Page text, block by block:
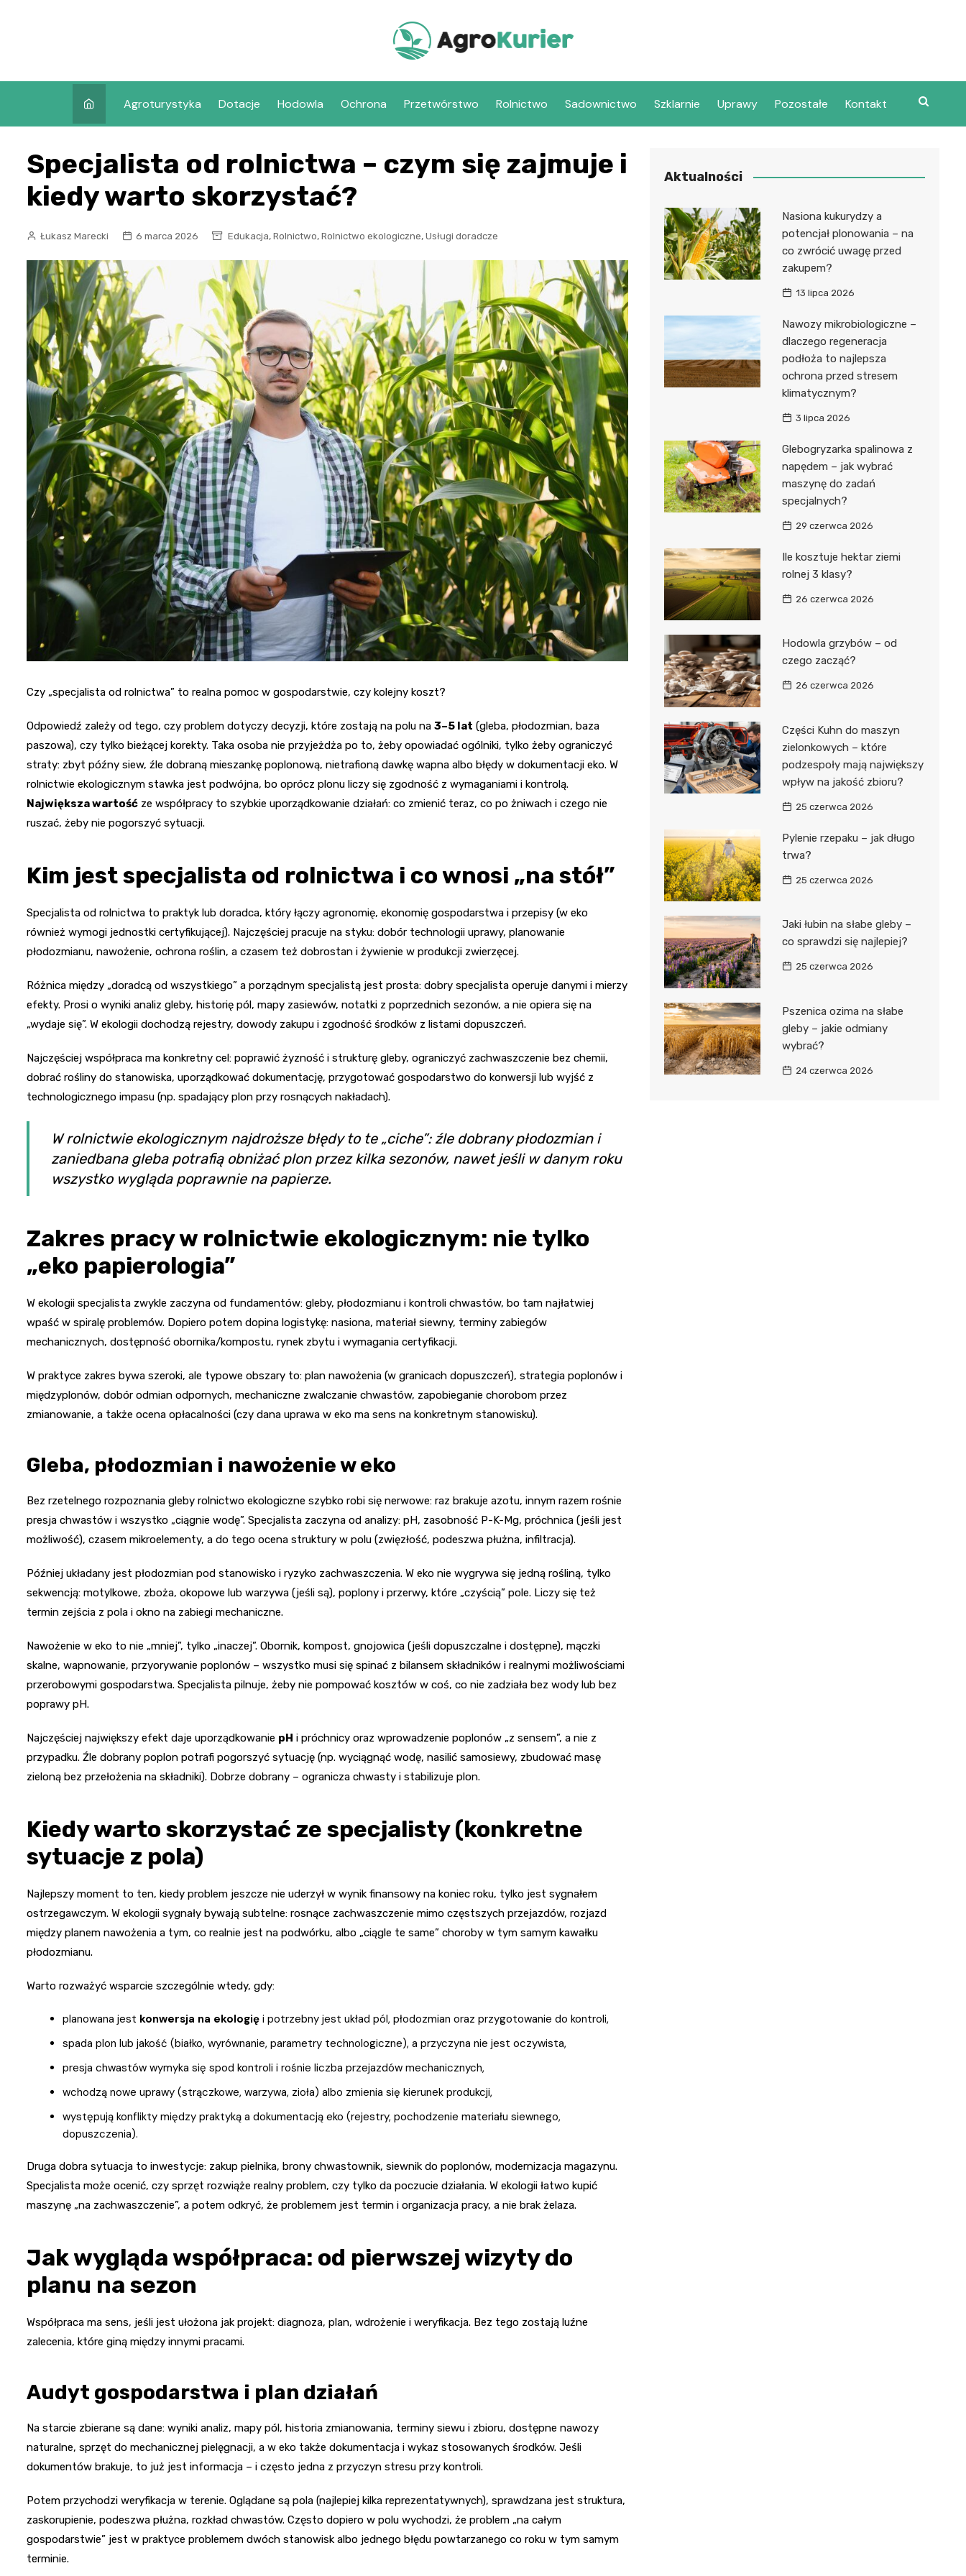
Agroturystyka Dotacje Hodowla Ochrona Przetwórstwo Rolnictwo Sadownictwo Szklarnie Uprawy Pozostałe Kontakt
Specjalista od rolnictwa – czym się zajmuje i
kiedy warto skorzystać?
Łukasz Marecki 6 marca 2026 Edukacja, Rolnictwo, Rolnictwo ekologiczne, Usługi doradcze
Czy „specjalista od rolnictwa” to realna pomoc w gospodarstwie, czy kolejny koszt?
Odpowiedź zależy od tego, czy problem dotyczy decyzji, które zostają na polu na 3–5 lat (gleba, płodozmian, baza
paszowa), czy tylko bieżącej korekty. Taka osoba nie przyjeżdża po to, żeby opowiadać ogólniki, tylko żeby ograniczyć
straty: zbyt późny siew, źle dobraną mieszankę poplonową, nietrafioną dawkę wapna albo błędy w dokumentacji eko. W
rolnictwie ekologicznym stawka jest podwójna, bo oprócz plonu liczy się zgodność z wymaganiami i kontrolą.
Największa wartość ze współpracy to szybkie uporządkowanie działań: co zmienić teraz, co po żniwach i czego nie
ruszać, żeby nie pogorszyć sytuacji.
Kim jest specjalista od rolnictwa i co wnosi „na stół”
Specjalista od rolnictwa to praktyk lub doradca, który łączy agronomię, ekonomię gospodarstwa i przepisy (w eko
również wymogi jednostki certyfikującej). Najczęściej pracuje na styku: dobór technologii uprawy, planowanie
płodozmianu, nawożenie, ochrona roślin, a czasem też dobrostan i żywienie w produkcji zwierzęcej.
Różnica między „doradcą od wszystkiego” a porządnym specjalistą jest prosta: dobry specjalista operuje danymi i mierzy
efekty. Prosi o wyniki analiz gleby, historię pól, mapy zasiewów, notatki z poprzednich sezonów, a nie opiera się na
„wydaje się”. W ekologii dochodzą rejestry, dowody zakupu i zgodność środków z listami dopuszczeń.
Najczęściej współpraca ma konkretny cel: poprawić żyzność i strukturę gleby, ograniczyć zachwaszczenie bez chemii,
dobrać rośliny do stanowiska, uporządkować dokumentację, przygotować gospodarstwo do konwersji lub wyjść z
technologicznego impasu (np. spadający plon przy rosnących nakładach).
W rolnictwie ekologicznym najdroższe błędy to te „ciche”: źle dobrany płodozmian i
zaniedbana gleba potrafią obniżać plon przez kilka sezonów, nawet jeśli w danym roku
wszystko wygląda poprawnie na papierze.
Zakres pracy w rolnictwie ekologicznym: nie tylko
„eko papierologia”
W ekologii specjalista zwykle zaczyna od fundamentów: gleby, płodozmianu i kontroli chwastów, bo tam najłatwiej
wpaść w spiralę problemów. Dopiero potem dopina logistykę: nasiona, materiał siewny, terminy zabiegów
mechanicznych, dostępność obornika/kompostu, rynek zbytu i wymagania certyfikacji.
W praktyce zakres bywa szeroki, ale typowe obszary to: plan nawożenia (w granicach dopuszczeń), strategia poplonów i
międzyplonów, dobór odmian odpornych, mechaniczne zwalczanie chwastów, zapobieganie chorobom przez
zmianowanie, a także ocena opłacalności (czy dana uprawa w eko ma sens na konkretnym stanowisku).
Gleba, płodozmian i nawożenie w eko
Bez rzetelnego rozpoznania gleby rolnictwo ekologiczne szybko robi się nerwowe: raz brakuje azotu, innym razem rośnie
presja chwastów i wszystko „ciągnie wodę”. Specjalista zaczyna od analizy: pH, zasobność P-K-Mg, próchnica (jeśli jest
możliwość), czasem mikroelementy, a do tego ocena struktury w polu (zwięzłość, podeszwa płużna, infiltracja).
Później układany jest płodozmian pod stanowisko i ryzyko zachwaszczenia. W eko nie wygrywa się jedną rośliną, tylko
sekwencją: motylkowe, zboża, okopowe lub warzywa (jeśli są), poplony i przerwy, które „czyścią” pole. Liczy się też
termin zejścia z pola i okno na zabiegi mechaniczne.
Nawożenie w eko to nie „mniej”, tylko „inaczej”. Obornik, kompost, gnojowica (jeśli dopuszczalne i dostępne), mączki
skalne, wapnowanie, przyorywanie poplonów – wszystko musi się spinać z bilansem składników i realnymi możliwościami
przerobowymi gospodarstwa. Specjalista pilnuje, żeby nie pompować kosztów w coś, co nie zadziała bez wody lub bez
poprawy pH.
Najczęściej największy efekt daje uporządkowanie pH i próchnicy oraz wprowadzenie poplonów „z sensem”, a nie z
przypadku. Źle dobrany poplon potrafi pogorszyć sytuację (np. wyciągnąć wodę, nasilić samosiewy, zbudować masę
zieloną bez przełożenia na składniki). Dobrze dobrany – ogranicza chwasty i stabilizuje plon.
Kiedy warto skorzystać ze specjalisty (konkretne
sytuacje z pola)
Najlepszy moment to ten, kiedy problem jeszcze nie uderzył w wynik finansowy na koniec roku, tylko jest sygnałem
ostrzegawczym. W ekologii sygnały bywają subtelne: rosnące zachwaszczenie mimo częstszych przejazdów, rozjazd
między planem nawożenia a tym, co realnie jest na podwórku, albo „ciągle te same” choroby w tym samym kawałku
płodozmianu.
Warto rozważyć wsparcie szczególnie wtedy, gdy:
planowana jest konwersja na ekologię i potrzebny jest układ pól, płodozmian oraz przygotowanie do kontroli,
spada plon lub jakość (białko, wyrównanie, parametry technologiczne), a przyczyna nie jest oczywista,
presja chwastów wymyka się spod kontroli i rośnie liczba przejazdów mechanicznych,
wchodzą nowe uprawy (strączkowe, warzywa, zioła) albo zmienia się kierunek produkcji,
występują konflikty między praktyką a dokumentacją eko (rejestry, pochodzenie materiału siewnego,
dopuszczenia).
Druga dobra sytuacja to inwestycje: zakup pielnika, brony chwastownik, siewnik do poplonów, modernizacja magazynu.
Specjalista może ocenić, czy sprzęt rozwiąże realny problem, czy tylko da poczucie działania. W ekologii łatwo kupić
maszynę „na zachwaszczenie”, a potem odkryć, że problemem jest termin i organizacja pracy, a nie brak żelaza.
Jak wygląda współpraca: od pierwszej wizyty do
planu na sezon
Współpraca ma sens, jeśli jest ułożona jak projekt: diagnoza, plan, wdrożenie i weryfikacja. Bez tego zostają luźne
zalecenia, które giną między innymi pracami.
Audyt gospodarstwa i plan działań
Na starcie zbierane są dane: wyniki analiz, mapy pól, historia zmianowania, terminy siewu i zbioru, dostępne nawozy
naturalne, sprzęt do mechanicznej pielęgnacji, a w eko także dokumentacja i wykaz stosowanych środków. Jeśli
dokumentów brakuje, to już jest informacja – i często jedna z przyczyn stresu przy kontroli.
Potem przychodzi weryfikacja w terenie. Oglądane są pola (najlepiej kilka reprezentatywnych), sprawdzana jest struktura,
zaskorupienie, podeszwa płużna, rozkład chwastów. Często dopiero w polu wychodzi, że problem „na całym
gospodarstwie” jest w praktyce problemem dwóch stanowisk albo jednego błędu powtarzanego co roku w tym samym
terminie.
Aktualności
Nasiona kukurydzy a
potencjał plonowania – na
co zwrócić uwagę przed
zakupem?
13 lipca 2026
Nawozy mikrobiologiczne –
dlaczego regeneracja
podłoża to najlepsza
ochrona przed stresem
klimatycznym?
3 lipca 2026
Glebogryzarka spalinowa z
napędem – jak wybrać
maszynę do zadań
specjalnych?
29 czerwca 2026
Ile kosztuje hektar ziemi
rolnej 3 klasy?
26 czerwca 2026
Hodowla grzybów – od
czego zacząć?
26 czerwca 2026
Części Kuhn do maszyn
zielonkowych – które
podzespoły mają największy
wpływ na jakość zbioru?
25 czerwca 2026
Pylenie rzepaku – jak długo
trwa?
25 czerwca 2026
Jaki łubin na słabe gleby –
co sprawdzi się najlepiej?
25 czerwca 2026
Pszenica ozima na słabe
gleby – jakie odmiany
wybrać?
24 czerwca 2026